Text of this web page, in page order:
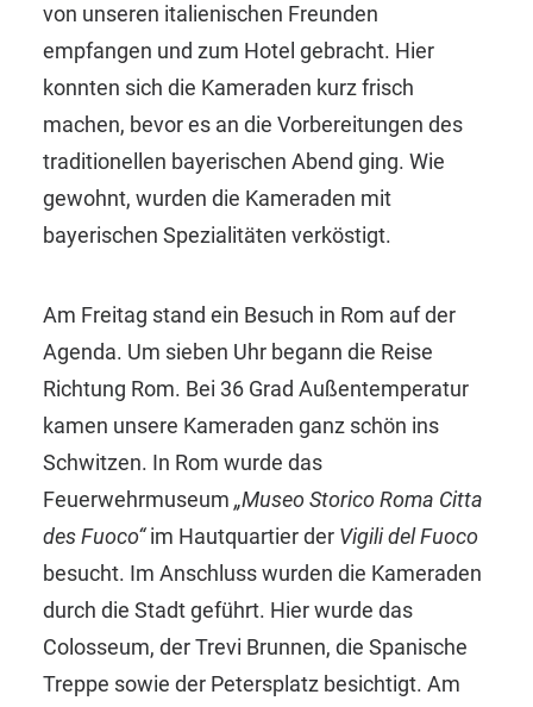
von unseren italienischen Freunden
empfangen und zum Hotel gebracht. Hier
konnten sich die Kameraden kurz frisch
machen, bevor es an die Vorbereitungen des
traditionellen bayerischen Abend ging. Wie
gewohnt, wurden die Kameraden mit
bayerischen Spezialitäten verköstigt.
Am Freitag stand ein Besuch in Rom auf der
Agenda. Um sieben Uhr begann die Reise
Richtung Rom. Bei 36 Grad Außentemperatur
kamen unsere Kameraden ganz schön ins
Schwitzen. In Rom wurde das
Feuerwehrmuseum „Museo Storico Roma Citta
des Fuoco“im Hautquartier der Vigili del Fuoco
besucht. Im Anschluss wurden die Kameraden
durch die Stadt geführt. Hier wurde das
Colosseum, der Trevi Brunnen, die Spanische
Treppe sowie der Petersplatz besichtigt. Am